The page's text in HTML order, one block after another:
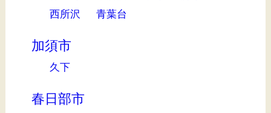
西所沢
青葉台
加須市
久下
春日部市